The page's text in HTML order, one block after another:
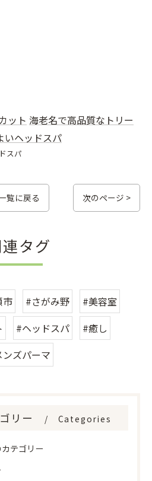
ット 海老名で高品質なトリー
いヘッドスパ
スパ
覧に戻る 次のページ >
タグ
市 #さがみ野
#美容室
#ヘッドスパ
#癒し
ンズパーマ
リー Categories
テゴリー